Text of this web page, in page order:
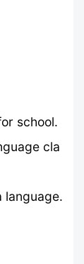
school.
cla
language.